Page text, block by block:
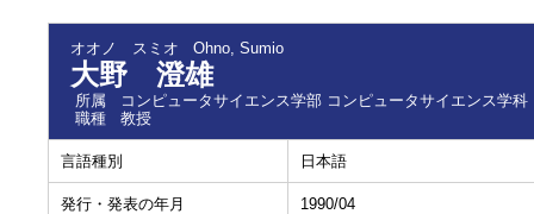
オオノ スミオ Ohno, Sumio
大野 澄雄
所属
コンピュータサイエンス学部 コンピュータサイエンス学科
職種
教授
言語種別 日本語
発行・発表の年月 1990/04